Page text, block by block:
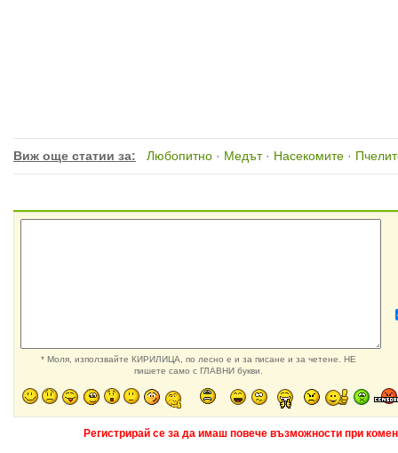
Виж още статии за: Любопитно · Медът· Насекомите ·
* Моля, използвайте КИРИЛИЦА, по лесно е и за писане и за четене. НЕ
пишете само с ГЛАВНИ букви.
Регистрирай се за да имаш повече възможности при